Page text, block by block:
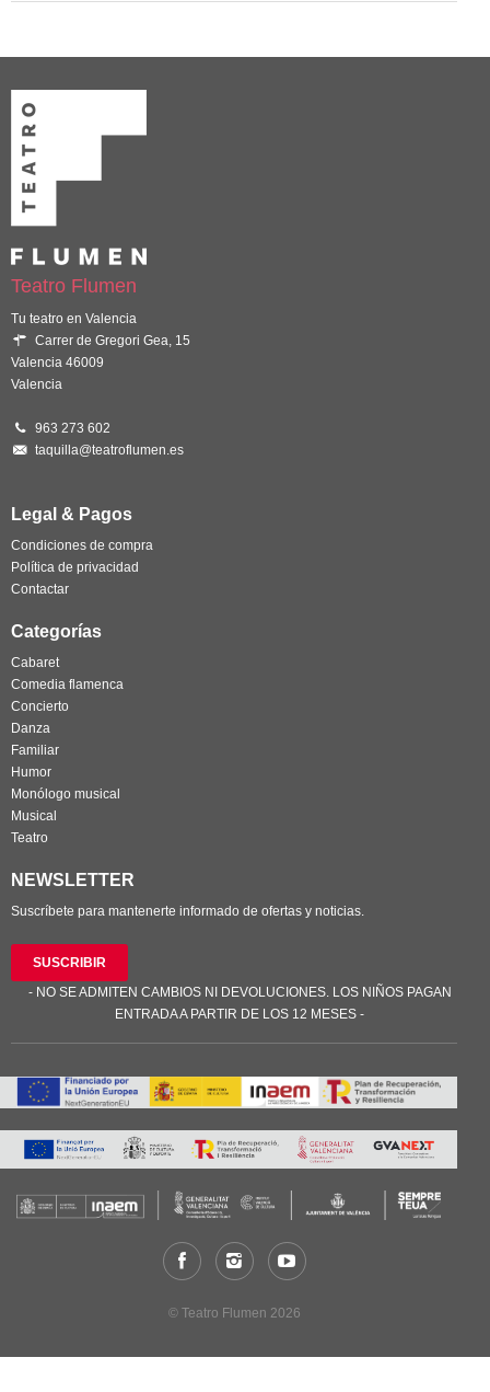
Teatro Flumen
Tu teatro en Valencia
Carrer de Gregori Gea, 15
Valencia 46009
Valencia
963 273 602
taquilla@teatroflumen.es
Legal & Pagos
Condiciones de compra
Política de privacidad
Contactar
Categorías
Cabaret
Comedia flamenca
Concierto
Danza
Familiar
Humor
Monólogo musical
Musical
Teatro
NEWSLETTER
Suscríbete para mantenerte informado de ofertas y noticias.
SUSCRIBIR
- NO SE ADMITEN CAMBIOS NI DEVOLUCIONES. LOS NIÑOS PAGAN
ENTRADA A PARTIR DE LOS 12 MESES -
© Teatro Flumen 2026